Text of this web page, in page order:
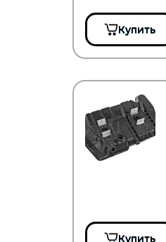
Купить
Купить